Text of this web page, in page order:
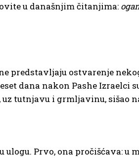
u današnjim čitanjima:
predstavljaju ostvarenje
dana nakon Pashe Izraelci
tutnjavu i grmljavinu, sišao na
Prvo, ona pročišćava: